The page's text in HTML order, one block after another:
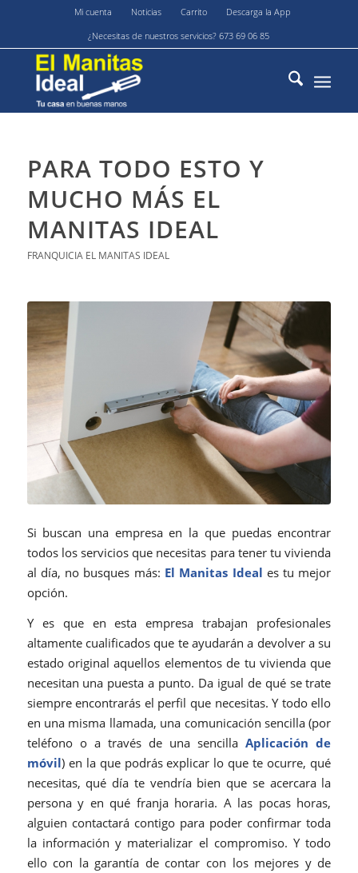
Mi cuenta Noticias Carrito
Descarga la App
¿Necesitas de nuestros servicios? 673 69 06 85
PARA TODO ESTO Y
MUCHO MÁS EL
MANITAS IDEAL
FRANQUICIA EL MANITAS IDEAL
Si buscan una empresa en la que puedas encontrar
todos los servicios que necesitas para tener tu vivienda
al día, no busques más: El Manitas Ideal es tu mejor
opción.
Y es que en esta empresa trabajan profesionales
altamente cualificados que te ayudarán a devolver a su
estado original aquellos elementos de tu vivienda que
necesitan una puesta a punto. Da igual de qué se trate
siempre encontrarás el perfil que necesitas. Y todo ello
en una misma llamada, una comunicación sencilla (por
teléfono o a través de una sencillaAplicación de
móvil) en la que podrás explicar lo que te ocurre, qué
necesitas, qué día te vendría bien que se acercara la
persona y en qué franja horaria. A las pocas horas,
alguien contactará contigo para poder confirmar toda
la información y materializar el compromiso. Y todo
ello con la garantía de contar con los mejores y de